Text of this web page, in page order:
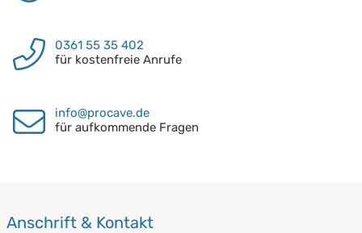
0361 55 35 402
für kostenfreie Anrufe
info@procave.de
für aufkommende Fragen
Anschrift & Kontakt